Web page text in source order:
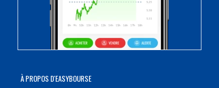
À PROPOS D'EASYBOURSE